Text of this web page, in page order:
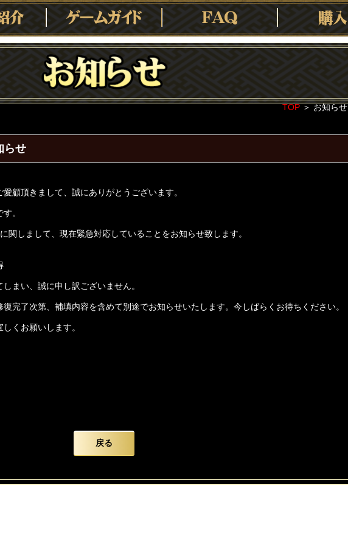
TOP ＞ お知らせ
らせ
顧頂きまして、誠にありがとうございます。
。
関しまして、現在緊急対応していることをお知らせ致します。
まい、誠に申し訳ございません。
完了次第、補填内容を含めて別途でお知らせいたします。今しばらくお待ちください。
くお願いします。
戻る